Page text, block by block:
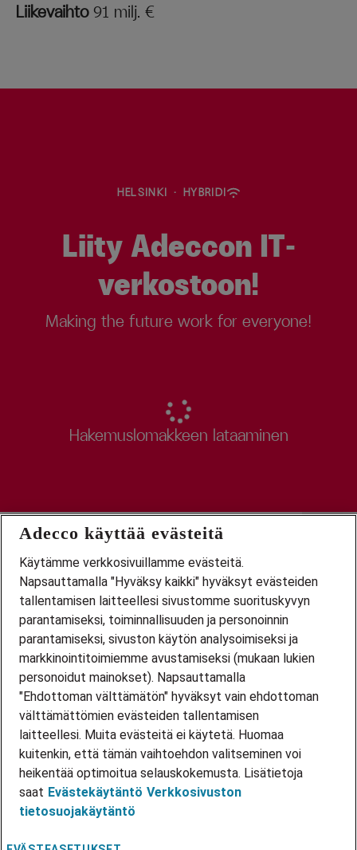
Liikevaihto 91 milj. €
HELSINKI · HYBRIDI
Liity Adeccon IT-
verkostoon!
Making the future work for everyone!
Hakemuslomakkeen lataaminen
Urasivusto
Adecco
Työpaikat
Tiimi
Tietosuoja
adecco.com/fi-fi
Adecco käyttää evästeitä
Käytämme verkkosivuillamme evästeitä.
Napsauttamalla "Hyväksy kaikki" hyväksyt evästeiden
tallentamisen laitteellesi sivustomme suorituskyvyn
parantamiseksi, toiminnallisuuden ja personoinnin
parantamiseksi, sivuston käytön analysoimiseksi ja
markkinointitoimiemme avustamiseksi (mukaan lukien
personoidut mainokset). Napsauttamalla
"Ehdottoman välttämätön" hyväksyt vain ehdottoman
välttämättömien evästeiden tallentamisen
laitteellesi. Muita evästeitä ei käytetä. Huomaa
kuitenkin, että tämän vaihtoehdon valitseminen voi
heikentää optimoitua selauskokemusta. Lisätietoja
saat Evästekäytäntö Verkkosivuston
tietosuojakäytäntö